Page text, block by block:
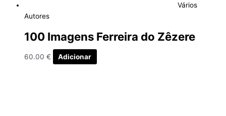
Vários
Autores
100 Imagens Ferreira do Zêzere
60.00 € Adicionar